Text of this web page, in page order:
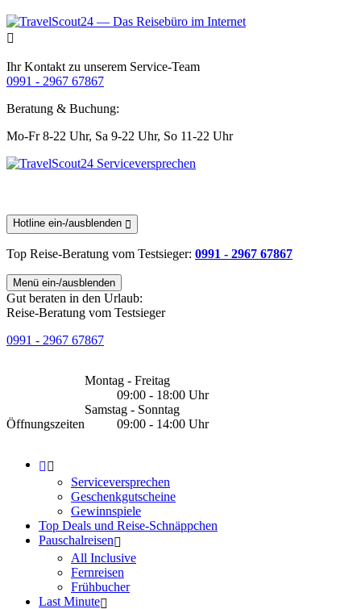
Ihr Kontakt zu unserem Service-Team
0991 - 2967 67867
Beratung & Buchung:
Mo-Fr 8-22 Uhr, Sa 9-22 Uhr, So 11-22 Uhr
Hotline ein-/ausblenden
Top Reise-Beratung vom Testsieger: 0991 - 2967 67867
Menü ein-/ausblenden
Gut beraten in den Urlaub:
Reise-Beratung vom Testsieger
0991 - 2967 67867
Öffnungszeiten
Montag - Freitag
09:00 - 18:00 Uhr
Samstag - Sonntag
09:00 - 14:00 Uhr
Serviceversprechen
Geschenkgutscheine
Gewinnspiele
Top Deals und Reise-Schnäppchen
Pauschalreisen
All Inclusive
Fernreisen
Frühbucher
Last Minute